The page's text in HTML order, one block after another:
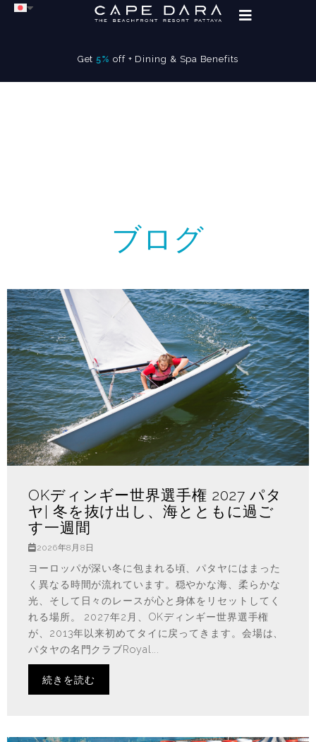
Get5% off + Dining & Spa Benefits
ブログ
OKディンギー世界選手権 2027 パタ
ヤ| 冬を抜け出し、海とともに過ご
す一週間
2026年8月8日
ヨーロッパが深い冬に包まれる頃、パタヤにはまった
く異なる時間が流れています。穏やかな海、柔らかな
光、そして日々のレースが心と身体をリセットしてく
れる場所。 2027年2月、OKディンギー世界選手権
が、2013年以来初めてタイに戻ってきます。会場は、
パタヤの名門クラブRoyal...
続きを読む